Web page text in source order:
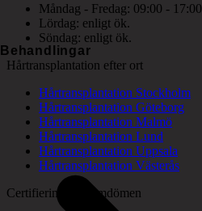
Behandlingar
Måndag - Fredag: 09:00 - 17:00
Lördag: enligt ök.
Söndag: enligt ök.
Hårtransplantation efter ort
Hårtransplantation Stockholm
Hårtransplantation Göteborg
Hårtransplantation Malmö
Hårtransplantation Lund
Hårtransplantation Uppsala
Hårtransplantation Västerås
Certifieringar & omdömen